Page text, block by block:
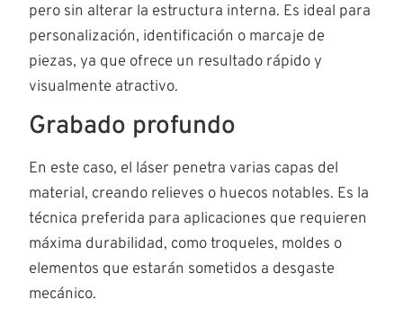
pero sin alterar la estructura interna. Es ideal para
personalización, identificación o marcaje de
piezas, ya que ofrece un resultado rápido y
visualmente atractivo.
Grabado profundo
En este caso, el láser penetra varias capas del
material, creando relieves o huecos notables. Es la
técnica preferida para aplicaciones que requieren
máxima durabilidad, como troqueles, moldes o
elementos que estarán sometidos a desgaste
mecánico.